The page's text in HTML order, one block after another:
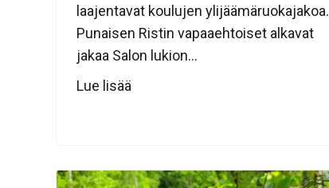
laajentavat koulujen ylijäämäruokajakoa.
Punaisen Ristin vapaaehtoiset alkavat
jakaa Salon lukion...
Lue lisää